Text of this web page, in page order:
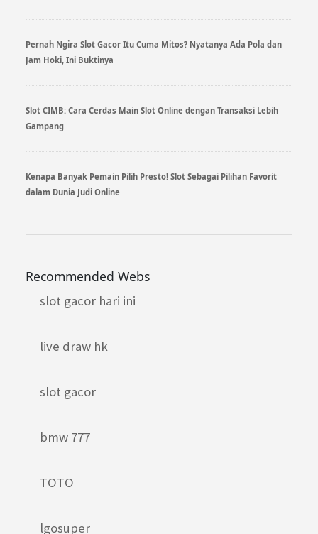
Pernah Ngira Slot Gacor Itu Cuma Mitos? Nyatanya Ada Pola dan
Jam Hoki, Ini Buktinya
Slot CIMB: Cara Cerdas Main Slot Online dengan Transaksi Lebih
Gampang
Kenapa Banyak Pemain Pilih Presto! Slot Sebagai Pilihan Favorit
dalam Dunia Judi Online
Recommended Webs
slot gacor hari ini
live draw hk
slot gacor
bmw 777
TOTO
lgosuper